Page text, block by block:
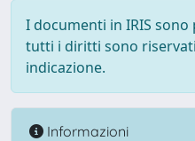
I documenti in IRIS
tutti i diritti sono
indicazione.
Informazioni